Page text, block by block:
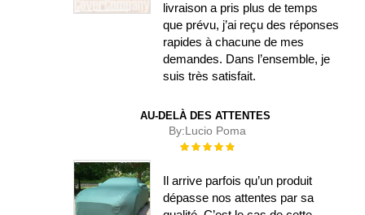
livraison a pris plus de temps
que prévu, j’ai reçu des réponses
rapides à chacune de mes
demandes. Dans l’ensemble, je
suis très satisfait.
AU-DELÀ DES ATTENTES
By:Lucio Poma
Évaluation :
Il arrive parfois qu’un produit
dépasse nos attentes par sa